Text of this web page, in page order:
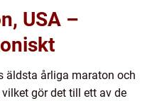
USA –
äldsta årliga maraton och
gör det till ett av de